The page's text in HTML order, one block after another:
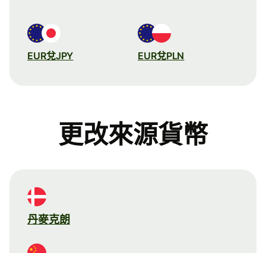
EUR兌JPY EUR兌PLN
更改來源貨幣
丹麥克朗